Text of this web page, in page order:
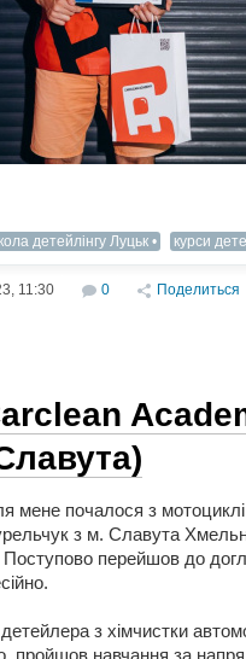
детейлінгу Луцьк курси
11:30 0 Поделиться
мене почалося з
з м. Славута
Поступово перейшов до
з хімчистки
пройшов навчання за